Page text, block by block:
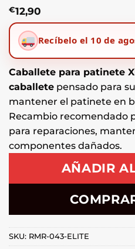
€12,90
Recíbelo el 10 de
Caballete para patinete
caballete pensado para
mantener el patinete en
Recambio recomendado
para reparaciones,
componentes dañados.
AÑADIR
SKU: RMR-043-ELITE